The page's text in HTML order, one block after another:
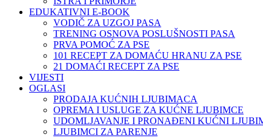
EDUKATIVNI E-BOOK
VODIČ ZA UZGOJ PASA
TRENING OSNOVA POSLUŠNOSTI PASA
PRVA POMOĆ ZA PSE
101 RECEPT ZA DOMAĆU HRANU ZA PSE
21 DOMAĆI RECEPT ZA PSE
VIJESTI
OGLASI
PRODAJA KUĆNIH LJUBIMACA
OPREMA I USLUGE ZA KUĆNE LJUBIMCE
UDOMLJAVANJE I PRONAĐENI KUĆNI
LJUBIMCI ZA PARENJE